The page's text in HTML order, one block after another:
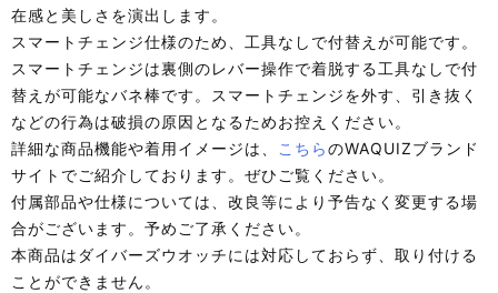
在感と美しさを演出します。
スマートチェンジ仕様のため、工具なしで付替えが可能です。
スマートチェンジは裏側のレバー操作で着脱する工具なしで付
替えが可能なバネ棒です。スマートチェンジを外す、引き抜く
などの行為は破損の原因となるためお控えください。
詳細な商品機能や着用イメージは、
こちらのWAQUIZブランド
サイトでご紹介しております。ぜひご覧ください。
付属部品や仕様については、改良等により予告なく変更する場
合がございます。予めご了承ください。
本商品はダイバーズウオッチには対応しておらず、取り付ける
ことができません。